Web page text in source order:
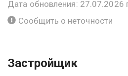
Дата обновления: 27.07.2026
Сообщить о неточности
Застройщик